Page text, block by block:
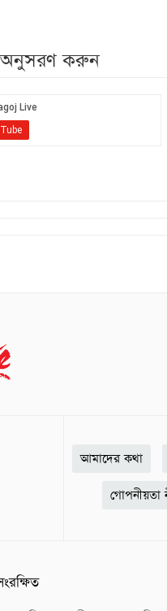
অনুসরণ করুন
আমাদের কথা
গোপনীয়তা